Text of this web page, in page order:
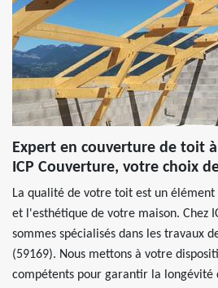
Expert en couverture de toit
ICP Couverture, votre choix
La qualité de votre toit est un
et l'esthétique de votre maison. Chez
sommes spécialisés dans les travaux
(59169). Nous mettons à votre
compétents pour garantir la longévité